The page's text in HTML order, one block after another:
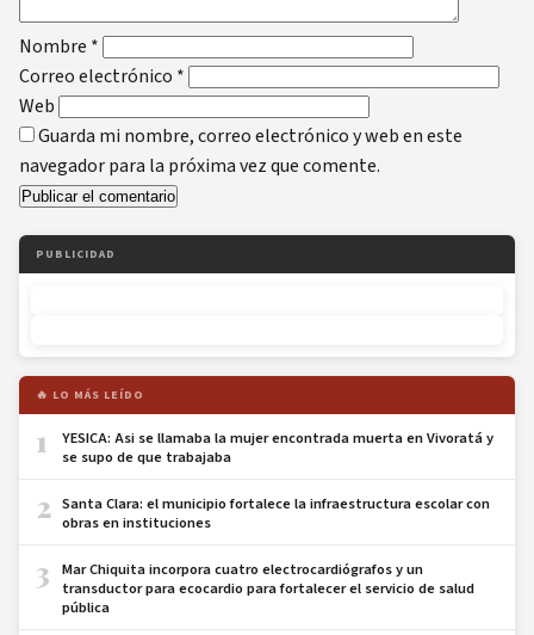
Nombre *
Correo electrónico *
Web
Guarda mi nombre, correo electrónico y web en este
navegador para la próxima vez que comente.
PUBLICIDAD
🔥 LO MÁS LEÍDO
1
YESICA: Asi se llamaba la mujer encontrada muerta en Vivoratá y
se supo de que trabajaba
2 Santa Clara: el municipio fortalece la infraestructura escolar con
obras en instituciones
3
Mar Chiquita incorpora cuatro electrocardiógrafos y un
transductor para ecocardio para fortalecer el servicio de salud
pública